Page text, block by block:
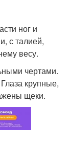
ног и
с талией,
весу.
чертами.
крупные,
щеки.